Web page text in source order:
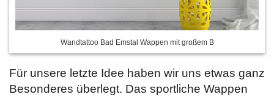
Wandtattoo Bad Emstal Wappen mit großem B
Für unsere letzte Idee haben wir uns etwas ganz
Besonderes überlegt. Das sportliche Wappen